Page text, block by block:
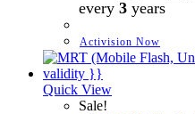
every 3 years
Activision Now
Quick View
Sale!